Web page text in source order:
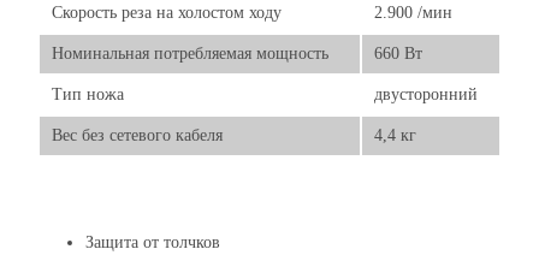
Скорость реза на холостом ходу 2.900 /мин
Номинальная потребляемая мощность 660 Вт
Тип ножа двусторонний
Вес без сетевого кабеля 4,4 кг
Защита от толчков